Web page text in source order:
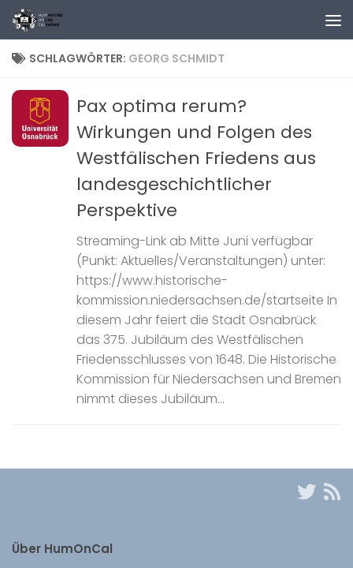
Zum Inhalt springen
SCHLAGWÖRTER: GEORG SCHMIDT
Pax optima rerum?
Wirkungen und Folgen des
Westfälischen Friedens aus
landesgeschichtlicher
Perspektive
Streaming-Link ab Mitte Juni verfügbar
(Punkt: Aktuelles/Veranstaltungen) unter:
https://www.historische-
kommission.niedersachsen.de/startseite In
diesem Jahr feiert die Stadt Osnabrück
das 375. Jubiläum des Westfälischen
Friedensschlusses von 1648. Die Historische
Kommission für Niedersachsen und Bremen
nimmt dieses Jubiläum...
Über HumOnCal